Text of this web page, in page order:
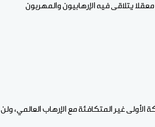
يتلاقى فيه الإرهابيون والمهربون
غير المتكافئة مع الإرهاب العالمي، ولن